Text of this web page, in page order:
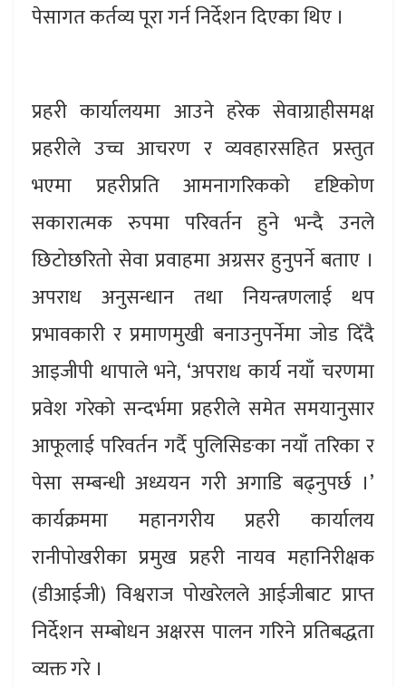
पेसागत कर्तव्य पूरा गर्न निर्देशन दिएका थिए ।
प्रहरी कार्यालयमा आउने हरेक सेवाग्राहीसमक्ष
प्रहरीले उच्च आचरण र व्यवहारसहित प्रस्तुत
भएमा प्रहरीप्रति आमनागरिकको दृष्टिकोण
सकारात्मक रुपमा परिवर्तन हुने भन्दै उनले
छिटोछरितो सेवा प्रवाहमा अग्रसर हुनुपर्ने बताए ।
अपराध अनुसन्धान तथा नियन्त्रणलाई थप
प्रभावकारी र प्रमाणमुखी बनाउनुपर्नेमा जोड दिँदै
आइजीपी थापाले भने, ‘अपराध कार्य नयाँ चरणमा
प्रवेश गरेको सन्दर्भमा प्रहरीले समेत समयानुसार
आफूलाई परिवर्तन गर्दै पुलिसिङका नयाँ तरिका र
पेसा सम्बन्धी अध्ययन गरी अगाडि बढ्नुपर्छ ।’
कार्यक्रममा महानगरीय प्रहरी कार्यालय
रानीपोखरीका प्रमुख प्रहरी नायव महानिरीक्षक
(डीआईजी) विश्वराज पोखरेलले आईजीबाट प्राप्त
निर्देशन सम्बोधन अक्षरस पालन गरिने प्रतिबद्धता
व्यक्त गरे ।